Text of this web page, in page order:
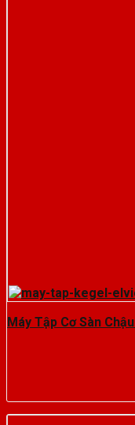
Máy Tập Cơ Sàn